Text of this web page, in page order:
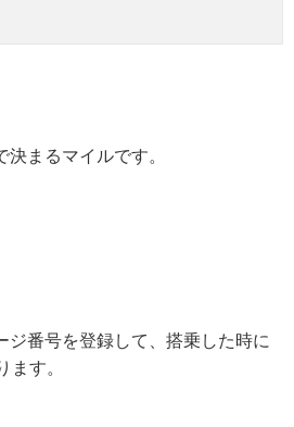
まるマイルです。
ジ番号を登録して、搭乗した時に
ます。